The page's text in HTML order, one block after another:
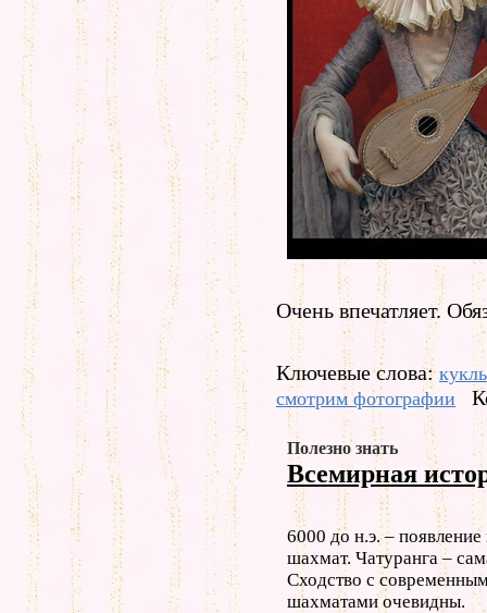
Очень впечатляет.
Ключевые слова:
смотрим фотографии
Полезно знать
Всемирная
6000 до н.э. –
шахмат. Чатуранга –
Сходство с
шахматами очевидны.